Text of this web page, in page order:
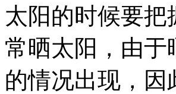
太阳的时候要
常晒太阳，由
的情况出现，